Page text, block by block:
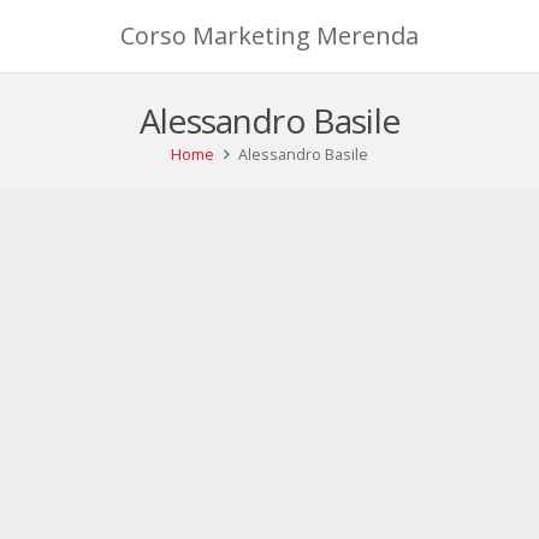
Corso Marketing Merenda
Alessandro Basile
Home Alessandro Basile